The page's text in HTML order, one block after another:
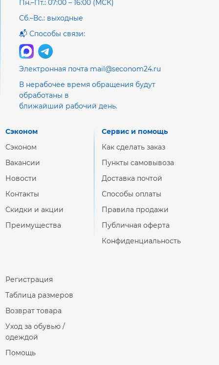
Пн.–Пт.: 07:00 – 16:00 (МСК)
Сб.–Вс.: выходные
📬 Способы связи:
Электронная почта mail@seconom24.ru
В нерабочее время обращения будут
обработаны в
ближайший рабочий день.
Сэконом
Сэконом
Вакансии
Новости
Контакты
Скидки и акции
Преимущества
Сервис и помощь
Как сделать заказ
Пункты самовывоза
Доставка почтой
Способы оплаты
Правила продажи
Публичная оферта
Конфиденциальность
Регистрация
Таблица размеров
Возврат товара
Уход за обувью /
одеждой
Помощь